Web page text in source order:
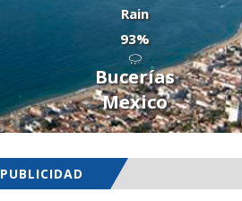
Rain
93%
Bucerías
Mexico
PUBLICIDAD